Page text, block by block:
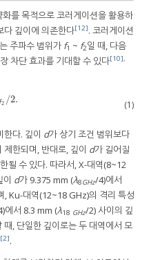
를 목적으로 코러게이션을 활용하
다 깊이에 의존한다[12]. 코러게이션
주파수 범위가 f1 ~ f2일 때, 다음
차단 효과를 기대할 수 있다[10],
f2 /2.
2. (1)
한다. 깊이 d가 상기 조건 범위보다
한되며, 반대로, 깊이 d가 길어질
될 수 있다. 따라서, X-대역(8~12
이 d가 9.375 mm (λ8GHz/4)에서
, Ku-대역(12~18 GHz)의 격리 특성
에서 8.3 mm (λ18 GHz/2) 사이의 깊
, 단일한 깊이로는 두 대역에서 모
[2].